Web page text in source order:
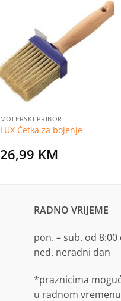
Dodaj
na
MOLERSKI PRIBOR
LUX Četka za bojenje
26,99 KM
RADNO VRIJEME
pon. – sub. od 8:00
ned. neradni dan
*praznicima
u radnom vremenu